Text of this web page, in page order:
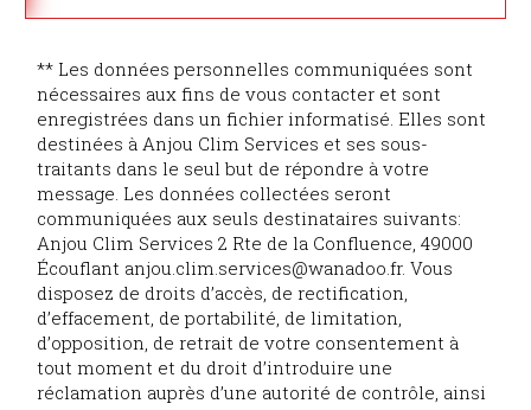
** Les données personnelles communiquées sont
nécessaires aux fins de vous contacter et sont
enregistrées dans un fichier informatisé. Elles sont
destinées à Anjou Clim Services et ses sous-
traitants dans le seul but de répondre à votre
message. Les données collectées seront
communiquées aux seuls destinataires suivants:
Anjou Clim Services 2 Rte de la Confluence, 49000
Écouflant anjou.clim.services@wanadoo.fr. Vous
disposez de droits d’accès, de rectification,
d’effacement, de portabilité, de limitation,
d’opposition, de retrait de votre consentement à
tout moment et du droit d’introduire une
réclamation auprès d’une autorité de contrôle, ainsi